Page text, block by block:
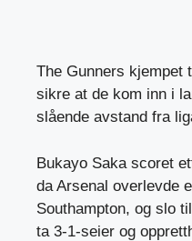
The Gunners kjempet
sikre at de kom inn i
slående avstand fra
Bukayo Saka scoret
da Arsenal overlevde
Southampton, og slo
ta 3-1-seier og